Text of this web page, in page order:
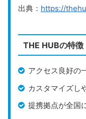
で、国内外の取引
バーチャルオフィ
人でも気軽に試せ
ていないため、実
ます。
出典： https://
THE HUBの特徴
アクセス良好の
カスタマイズし
提携拠点が全国